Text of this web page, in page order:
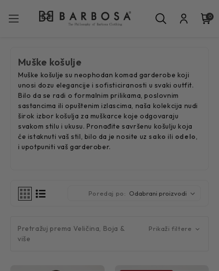
0
Muške košulje
Muške košulje su neophodan komad garderobe koji
unosi dozu elegancije i sofisticiranosti u svaki outfit.
Bilo da se radi o formalnim prilikama, poslovnim
sastancima ili opuštenim izlascima, naša kolekcija nudi
širok izbor košulja za muškarce koje odgovaraju
svakom stilu i ukusu. Pronađite savršenu košulju koja
će istaknuti vaš stil, bilo da je nosite uz sako ili odelo,
i upotpuniti vaš garderober.
Poredaj po:
Pretražuj prema Veličina, Boja &
više
Prikaži filtere